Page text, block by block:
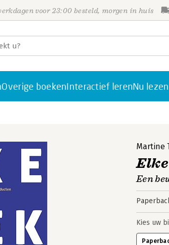
voor 23:00 besteld, morgen in huis
Overige boekenInteractief lerenNu lezen
Martine
Een
Kies uw